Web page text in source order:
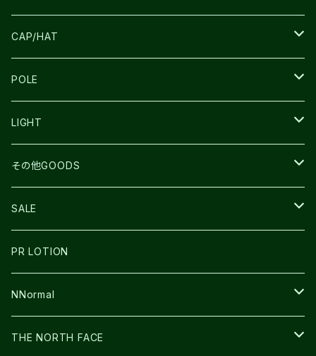
LA SPORTIVA
TECNICA
TOPO
BEACH WALK
NNormal
COMPRESSPORT
ULTRASPIRE
RUN AMOK
NNormal
ULTIMATE DIRECTIN
R×L
SALOMON
ULTIMATE DIRECTION
R×L
UNWASTED
THE NORTH FACE
CAP/HAT
LA SPORTIVA
COMPRESSPORT
RUN AMOK
NNormal
POLE
MOUNTAIN KING
LIGHT
PETZL
ULTRASPIRE
BOOKMAN
その他GOODS
SNOWFOOT
PR LOTION
FUSION
ULTIMATE DIRECTION
SALE
SHOES
BAG
WEAR
PR LOTION
NNormal
SHOES
THE NORTH FACE